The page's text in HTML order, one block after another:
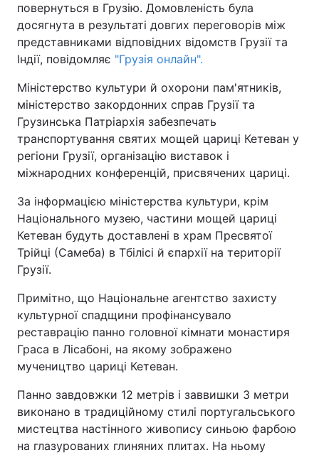
повернуться в Грузію. Домовленість була
досягнута в результаті довгих переговорів між
представниками відповідних відомств Грузії та
Індії, повідомляє "Грузія онлайн".
Міністерство культури й охорони пам'ятників,
міністерство закордонних справ Грузії та
Грузинська Патріархія забезпечать
транспортування святих мощей цариці Кетеван у
регіони Грузії, організацію виставок і
міжнародних конференцій, присвячених цариці.
За інформацією міністерства культури, крім
Національного музею, частини мощей цариці
Кетеван будуть доставлені в храм Пресвятої
Трійці (Самеба) в Тбілісі й єпархії на території
Грузії.
Примітно, що Національне агентство захисту
культурної спадщини профінансувало
реставрацію панно головної кімнати монастиря
Граса в Лісабоні, на якому зображено
мучеництво цариці Кетеван.
Панно завдовжки 12 метрів і заввишки 3 метри
виконано в традиційному стилі португальського
мистецтва настінного живопису синьою фарбою
на глазурованих глиняних плитах. На ньому